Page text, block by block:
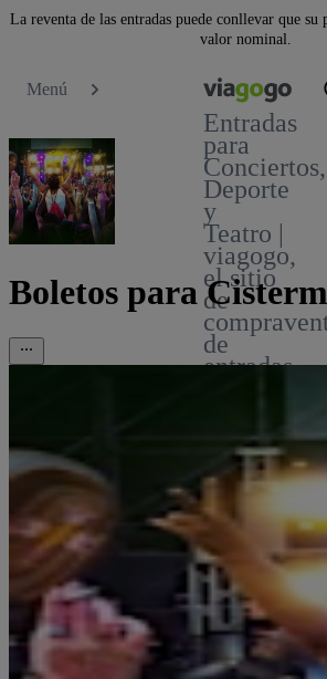
La reventa de las entradas puede conllevar que su
valor nominal.
Menú
Entradas
para
Conciertos,
Deporte
y
Teatro |
viagogo,
el sitio
de
de
entradas
Boletos para